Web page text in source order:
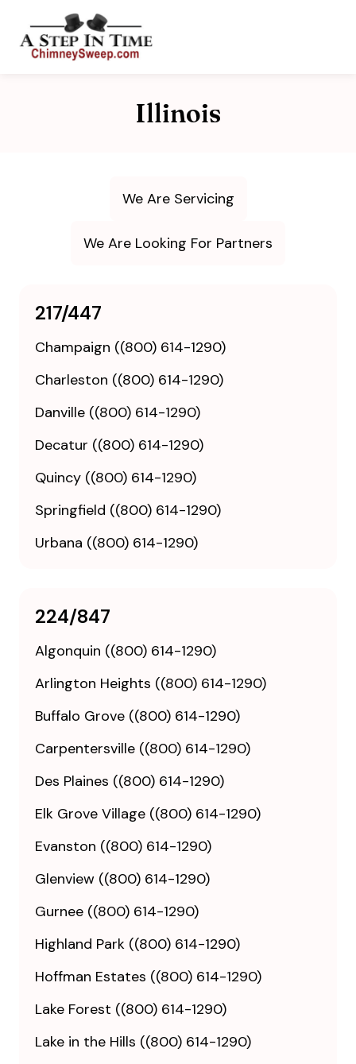
Illinois
We Are Servicing
We Are Looking For Partners
217/447
Champaign ((800) 614-1290)
Charleston ((800) 614-1290)
Danville ((800) 614-1290)
Decatur ((800) 614-1290)
Quincy ((800) 614-1290)
Springfield ((800) 614-1290)
Urbana ((800) 614-1290)
224/847
Algonquin ((800) 614-1290)
Arlington Heights ((800) 614-1290)
Buffalo Grove ((800) 614-1290)
Carpentersville ((800) 614-1290)
Des Plaines ((800) 614-1290)
Elk Grove Village ((800) 614-1290)
Evanston ((800) 614-1290)
Glenview ((800) 614-1290)
Gurnee ((800) 614-1290)
Highland Park ((800) 614-1290)
Hoffman Estates ((800) 614-1290)
Lake Forest ((800) 614-1290)
Lake in the Hills ((800) 614-1290)